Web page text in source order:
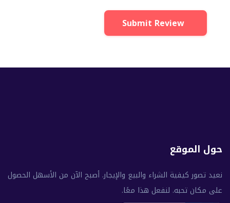
Submit Review
حول الموقع
نعيد تصور كيفية الشراء والبيع والإيجار. أصبح الآن من الأسهل الحصول
على مكان تحبه. لنفعل هذا معًا.